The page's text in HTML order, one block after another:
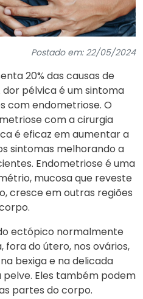
Postado em: 22/05/2024
20% das causas de
pélvica é um sintoma
com endometriose. O
com a cirurgia
é eficaz em aumentar a
sintomas melhorando a
Endometriose é uma
mucosa que reveste
cresce em outras regiões
ectópico normalmente
do útero, nos ovários,
bexiga e na delicada
Eles também podem
partes do corpo.